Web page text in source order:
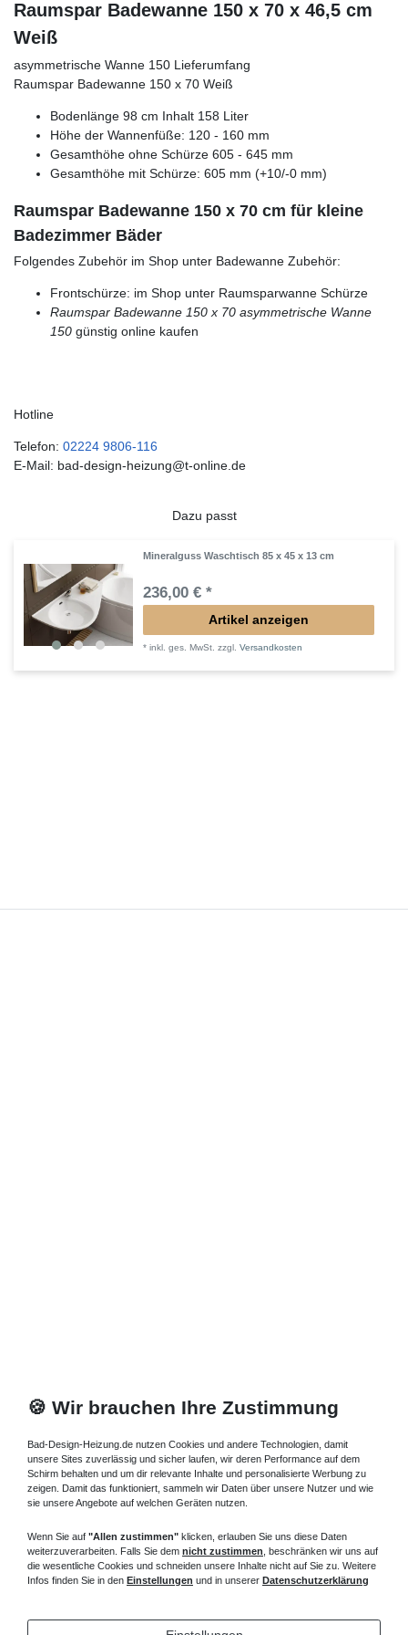
Raumspar Badewanne 150 x 70 x 46,5 cm
Weiß
asymmetrische Wanne 150 Lieferumfang
Raumspar Badewanne 150 x 70 Weiß
Bodenlänge 98 cm Inhalt 158 Liter
Höhe der Wannenfüße: 120 - 160 mm
Gesamthöhe ohne Schürze 605 - 645 mm
Gesamthöhe mit Schürze: 605 mm (+10/-0 mm)
Raumspar Badewanne 150 x 70 cm für kleine
Badezimmer Bäder
Folgendes Zubehör im Shop unter Badewanne Zubehör:
Frontschürze: im Shop unter Raumsparwanne Schürze
Raumspar Badewanne 150 x 70 asymmetrische Wanne
150 günstig online kaufen
Hotline
Telefon: 02224 9806-116
E-Mail: bad-design-heizung@t-online.de
Dazu passt
Mineralguss Waschtisch 85 x 45 x 13 cm
236,00 € *
Artikel anzeigen
*inkl. ges. MwSt. zzgl.Versandkosten
🍪 Wir brauchen Ihre Zustimmung
Bad-Design-Heizung.de nutzen Cookies und andere Technologien, damit
unsere Sites zuverlässig und sicher laufen, wir deren Performance auf dem
Schirm behalten und um dir relevante Inhalte und personalisierte Werbung zu
zeigen. Damit das funktioniert, sammeln wir Daten über unsere Nutzer und wie
sie unsere Angebote auf welchen Geräten nutzen.
Wenn Sie auf "Allen zustimmen" klicken, erlauben Sie uns diese Daten
weiterzuverarbeiten. Falls Sie dem nicht zustimmen , beschränken wir uns auf
die wesentliche Cookies und schneiden unsere Inhalte nicht auf Sie zu. Weitere
Infos finden Sie in den Einstellungen und in unserer Datenschutzerklärung